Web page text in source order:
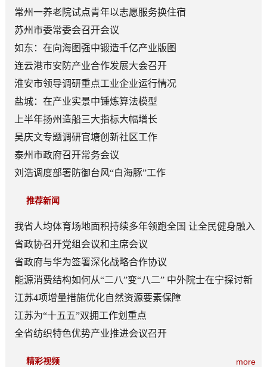
常州一养老院试点青年以志愿服务换住宿
苏州市委常委会召开会议
如东：在向海图强中锻造千亿产业版图
连云港市安防产业合作发展大会召开
淮安市领导调研重点工业企业运行情况
盐城：在产业实景中锤炼算法模型
上半年扬州造船三大指标大幅增长
吴庆文专题调研官塘创新社区工作
泰州市政府召开常务会议
刘浩调度部署防御台风“白海豚”工作
推荐新闻
我省人均体育场地面积持续多年领跑全国 让全民健身融入
日常成为风尚
省政协召开党组会议和主席会议
省政府与华为签署深化战略合作协议
能源消费结构如何从“二八”变“八二” 中外院士在宁探讨新
型能源体系建设
江苏4项增量措施优化自然资源要素保障
江苏为“十五五”双拥工作划重点
全省纺织特色优势产业推进会议召开
more
精彩视频